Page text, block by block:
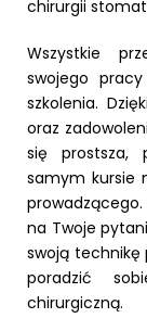
chirurgii
Wszystkie
swojego
szkolenia.
oraz
się prostsza,
samym kursie
na Twoje
swoją technikę
poradzić
chirurgiczną.